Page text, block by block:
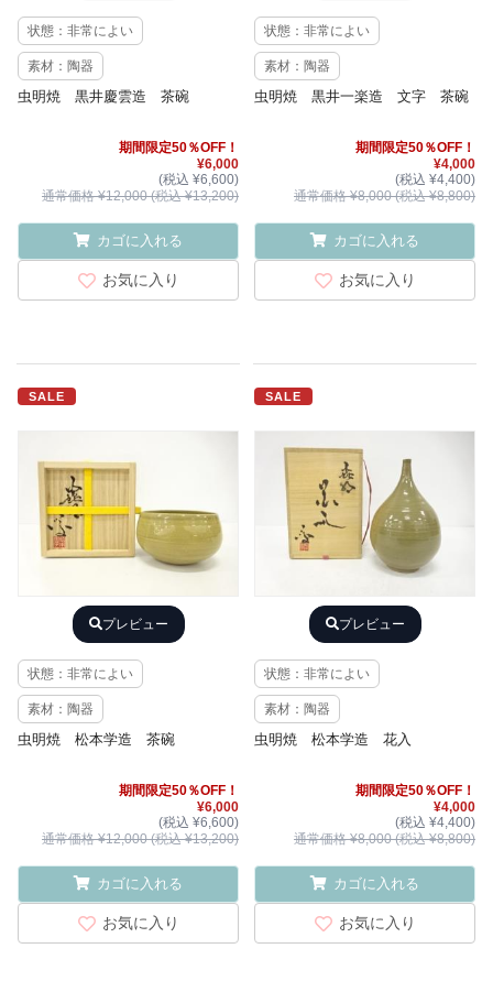
状態：非常によい
素材：陶器
虫明焼 黒井慶雲造 茶碗
期間限定50％OFF！
¥6,000
(税込 ¥6,600)
通常価格 ¥12,000 (税込 ¥13,200)
カゴに入れる
お気に入り
状態：非常によい
素材：陶器
虫明焼 黒井一楽造 文字 茶碗
期間限定50％OFF！
¥4,000
(税込 ¥4,400)
通常価格 ¥8,000 (税込 ¥8,800)
カゴに入れる
お気に入り
SALE
プレビュー
状態：非常によい
素材：陶器
虫明焼 松本学造 茶碗
期間限定50％OFF！
¥6,000
(税込 ¥6,600)
通常価格 ¥12,000 (税込 ¥13,200)
カゴに入れる
お気に入り
SALE
プレビュー
状態：非常によい
素材：陶器
虫明焼 松本学造 花入
期間限定50％OFF！
¥4,000
(税込 ¥4,400)
通常価格 ¥8,000 (税込 ¥8,800)
カゴに入れる
お気に入り